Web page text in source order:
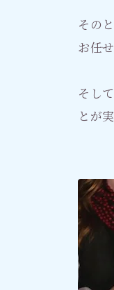
その
お任
そし
とが